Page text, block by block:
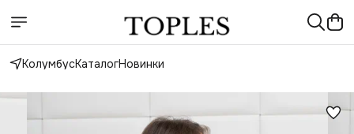
КолумбусКаталогНовинки